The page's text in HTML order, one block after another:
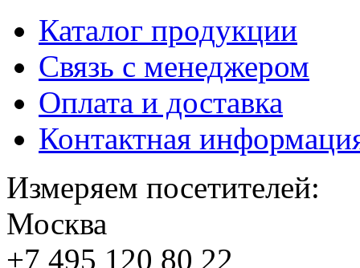
Каталог продукции
Связь с менеджером
Оплата и доставка
Контактная
Измеряем посетителей:
Москва
+7 495 120 80 22